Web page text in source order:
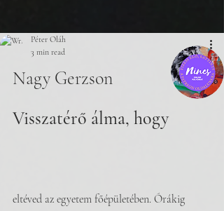
Péter Oláh
3 min read
Nagy Gerzson
Visszatérő álma, hogy
eltéved az egyetem főépületében. Órákig